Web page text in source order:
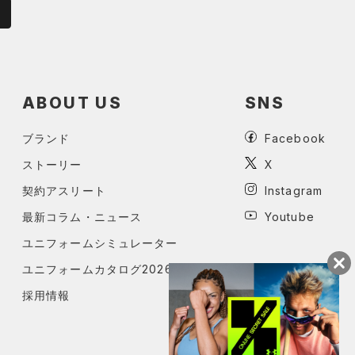
ABOUT US
ブランド
ストーリー
契約アスリート
最新コラム・ニュース
ユニフォームシミュレーター
ユニフォームカタログ2026
採用情報
SNS
Facebook
X
Instagram
Youtube